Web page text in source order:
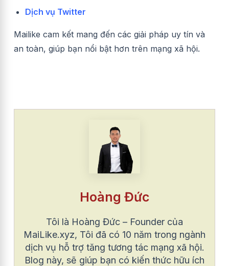
Dịch vụ Twitter
Mailike cam kết mang đến các giải pháp uy tín và
an toàn, giúp bạn nổi bật hơn trên mạng xã hội.
Hoàng Đức
Tôi là Hoàng Đức – Founder của
MaiLike.xyz, Tôi đã có 10 năm trong ngành
dịch vụ hỗ trợ tăng tương tác mạng xã hội.
Blog này, sẽ giúp bạn có kiến thức hữu ích